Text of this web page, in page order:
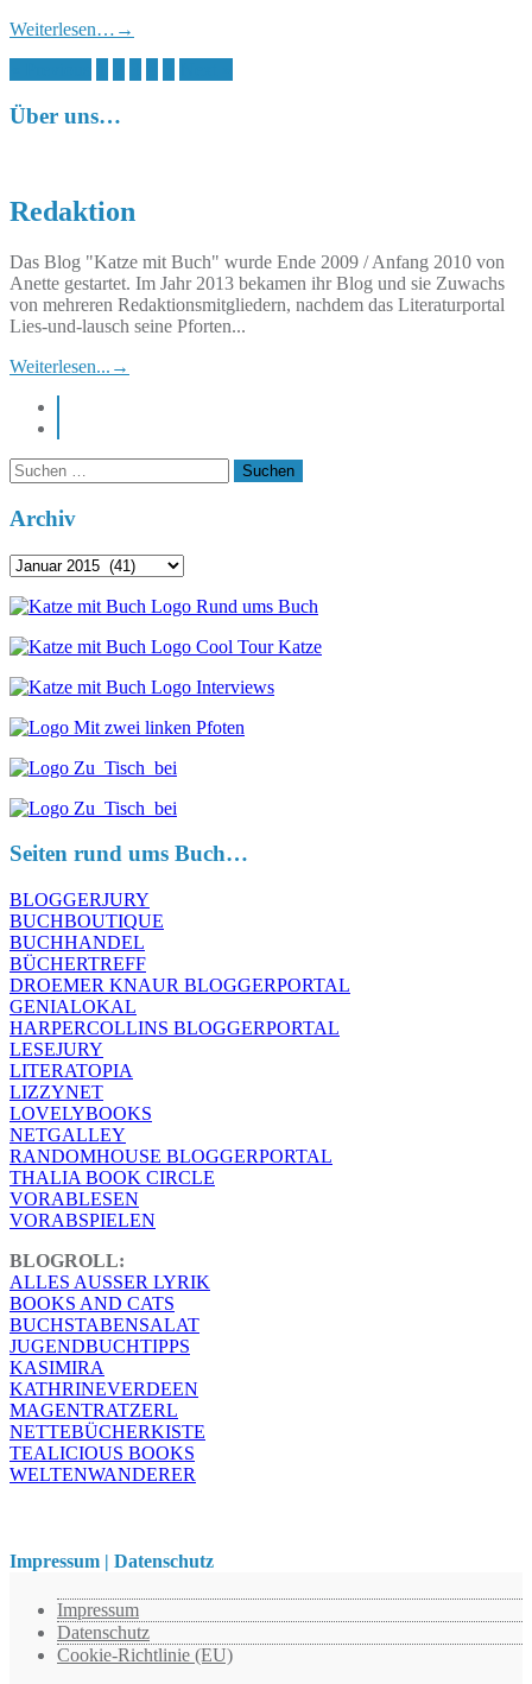
Weiterlesen… →
Seitennummerierung
der
Über uns…
Redaktion
Das Blog "Katze mit Buch" wurde Ende 2009 / Anfang 2010 von
Anette gestartet. Im Jahr 2013 bekamen ihr Blog und sie Zuwachs
von mehreren Redaktionsmitgliedern, nachdem das Literaturportal
Lies-und-lausch seine Pforten...
Weiterlesen... →
Suchen
nach:
Archiv
Archiv
Seiten rund ums Buch…
BLOGGERJURY
BUCHBOUTIQUE
BUCHHANDEL
BÜCHERTREFF
DROEMER KNAUR BLOGGERPORTAL
GENIALOKAL
HARPERCOLLINS BLOGGERPORTAL
LESEJURY
LITERATOPIA
LIZZYNET
LOVELYBOOKS
NETGALLEY
RANDOMHOUSE BLOGGERPORTAL
THALIA BOOK CIRCLE
VORABLESEN
VORABSPIELEN
BLOGROLL:
ALLES AUSSER LYRIK
BOOKS AND CATS
BUCHSTABENSALAT
JUGENDBUCHTIPPS
KASIMIRA
KATHRINEVERDEEN
MAGENTRATZERL
NETTEBÜCHERKISTE
TEALICIOUS BOOKS
WELTENWANDERER
Impressum | Datenschutz
Impressum
Datenschutz
Cookie-Richtlinie (EU)